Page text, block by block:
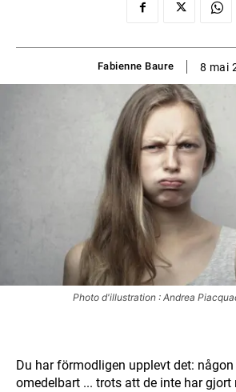
Fabienne Baure 8 mai
Photo d'illustration : Andrea
Du har förmodligen upplevt det:
omedelbart ... trots att de inte har